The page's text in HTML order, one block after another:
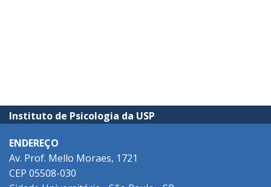
Instituto de Psicologia da USP
ENDEREÇO
Av. Prof. Mello Moraes, 1721
CEP 05508-030